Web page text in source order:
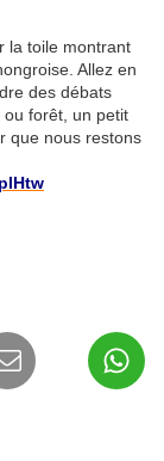
la toile montrant
Allez en
des débats
forêt, un petit
que nous restons